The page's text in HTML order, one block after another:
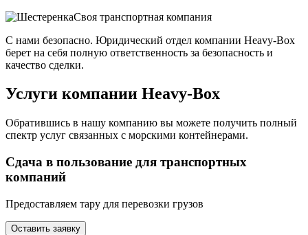
Своя транспортная компания
С нами безопасно. Юридический отдел компании Heavy-Box
берет на себя полную ответственность за безопасность и
качество сделки.
Услуги компании Heavy-Box
Обратившись в нашу компанию вы можете получить полный
спектр услуг связанных с морскими контейнерами.
Сдача в пользование для транспортных
компаний
Предоставляем тару для перевозки грузов
Оставить заявку